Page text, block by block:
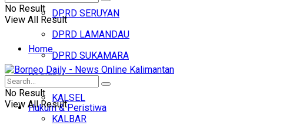
DPRD SERUYAN
DPRD LAMANDAU
DPRD SUKAMARA
Regional
KALSEL
KALBAR
No Result
View All Result
Home
Headline
Hukum & Peristiwa
No Result
View All Result